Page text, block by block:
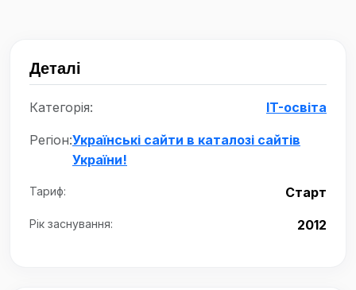
Деталі
Категорія: IT-освіта
Регіон:Українські сайти в каталозі сайтів
України!
Тариф: Старт
Рік заснування: 2012